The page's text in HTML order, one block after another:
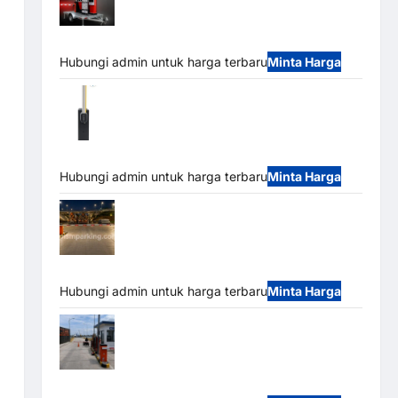
Hubungi admin untuk harga terbaruMinta Harga
Hubungi admin untuk harga terbaruMinta Harga
Hubungi admin untuk harga terbaruMinta Harga